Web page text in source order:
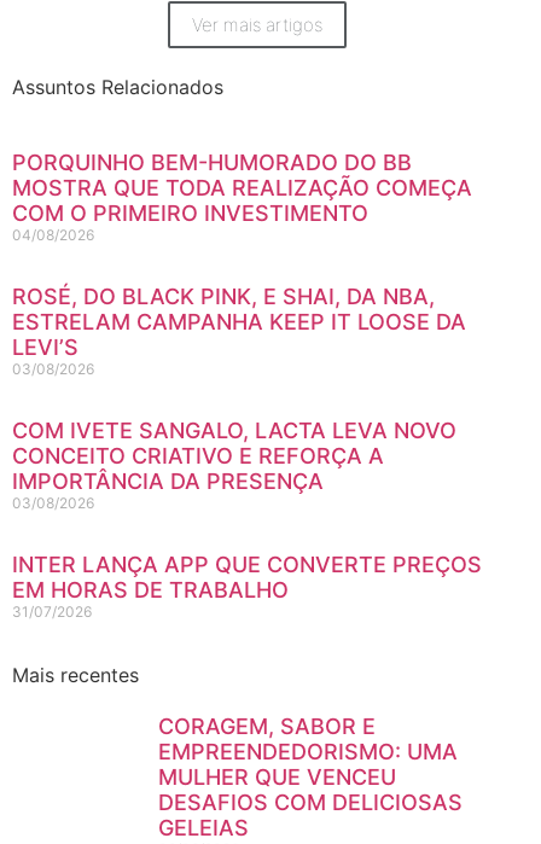
Ver mais artigos
Assuntos Relacionados
PORQUINHO BEM-HUMORADO DO BB
MOSTRA QUE TODA REALIZAÇÃO COMEÇA
COM O PRIMEIRO INVESTIMENTO
04/08/2026
ROSÉ, DO BLACK PINK, E SHAI, DA NBA,
ESTRELAM CAMPANHA KEEP IT LOOSE DA
LEVI’S
03/08/2026
COM IVETE SANGALO, LACTA LEVA NOVO
CONCEITO CRIATIVO E REFORÇA A
IMPORTÂNCIA DA PRESENÇA
03/08/2026
INTER LANÇA APP QUE CONVERTE PREÇOS
EM HORAS DE TRABALHO
31/07/2026
Mais recentes
CORAGEM, SABOR E
EMPREENDEDORISMO: UMA
MULHER QUE VENCEU
DESAFIOS COM DELICIOSAS
GELEIAS